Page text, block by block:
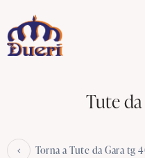
Tute
Torna a Tute da Gara tg